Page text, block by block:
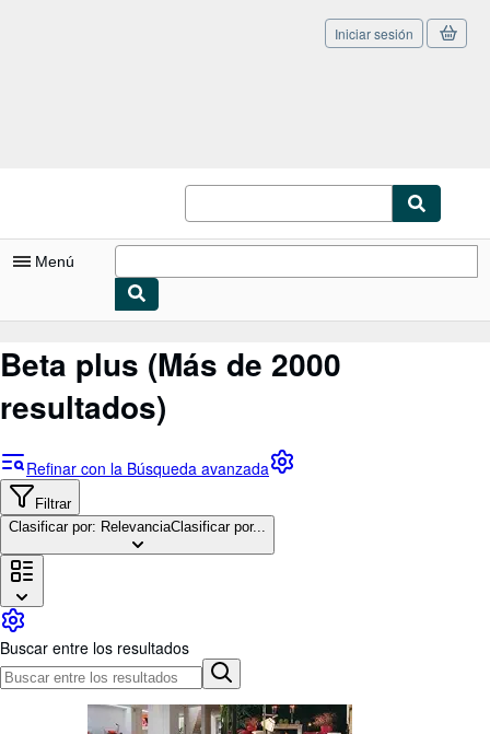
Pasar al contenido principal
Iniciar sesión
Menú
Consultar mis pedidos
Cerrar sesión
Búsqueda avanzada
Colecciones
Libros antiguos
Arte y coleccionismo
Vendedores
Comenzar a vender
Ayuda
CERRAR
Beta plus (Más de 2000
resultados)
Refinar con la Búsqueda avanzada
Filtrar
Clasificar por: RelevanciaClasificar por...
Buscar entre los resultados